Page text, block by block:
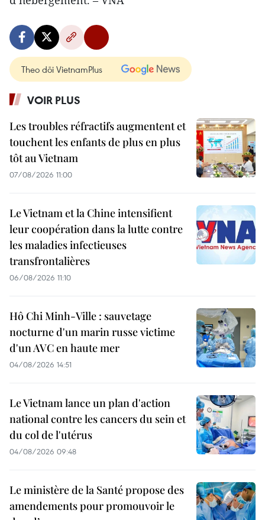
Theo dõi VietnamPlus
VOIR PLUS
Les troubles réfractifs augmentent et
touchent les enfants de plus en plus
tôt au Vietnam
07/08/2026 11:00
Le Vietnam et la Chine intensifient
leur coopération dans la lutte contre
les maladies infectieuses
transfrontalières
06/08/2026 11:10
Hô Chi Minh-Ville : sauvetage
nocturne d'un marin russe victime
d'un AVC en haute mer
04/08/2026 14:51
Le Vietnam lance un plan d'action
national contre les cancers du sein et
du col de l'utérus
04/08/2026 09:48
Le ministère de la Santé propose des
amendements pour promouvoir le